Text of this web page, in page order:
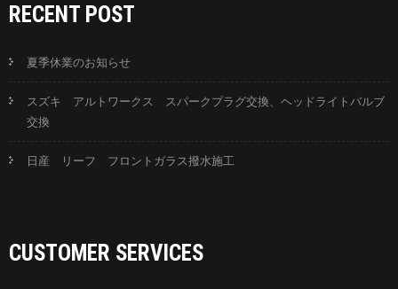
RECENT POST
夏季休業のお知らせ
スズキ アルトワークス スパークプラグ交換、ヘッドライトバルブ
交換
日産 リーフ フロントガラス撥水施工
CUSTOMER SERVICES